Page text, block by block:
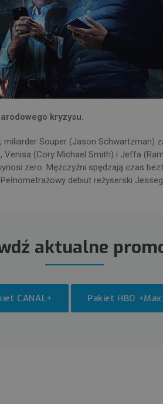
kryzysu.
Souper (Jason Schwartzman)
(Cory Michael Smith) i Jeffa
zero. Mężczyźni spędzają czas
debiut reżyserski
aktualne
CANAL+ Pakiet HBO +Max